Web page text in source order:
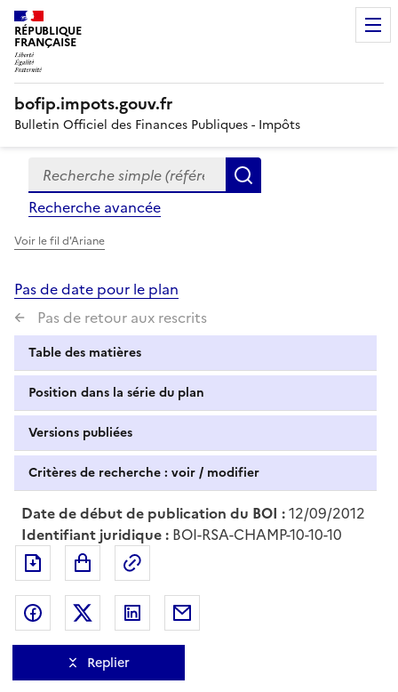
RÉPUBLIQUE
FRANÇAISE
bofip.impots.gouv.fr
Bulletin Officiel des Finances Publiques - Impôts
Formulaire
de
recherche
Recherche simple (références, mots clés, partie du
Recherche avancée
Voir le fil d'Ariane
Pas de date pour le plan
Pas de retour aux rescrits
Table des matières
Position dans la série du plan
Versions publiées
Critères de recherche : voir / modifier
Date de début de publication du BOI :12/09/2012
Identifiant juridique : BOI-RSA-CHAMP-10-10-10
Exporter le document au format pdf
Partager sur Facebook
Partager sur Twitter
Partager sur LinkedIn
Replier